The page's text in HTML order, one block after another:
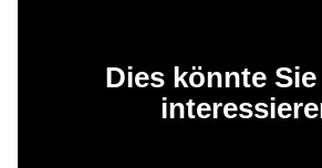
Dies könnte